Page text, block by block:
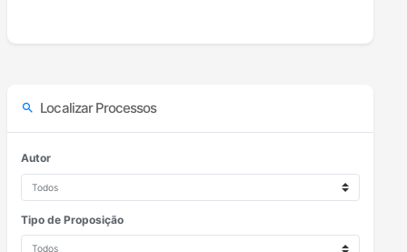
search Localizar Processos
Autor
Tipo de Proposição